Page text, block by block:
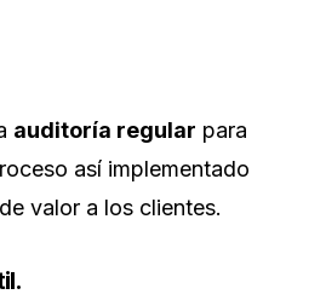
auditoría regular para
así implementado
valor a los clientes.